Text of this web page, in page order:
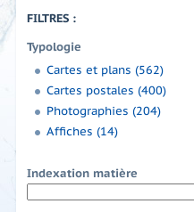
FILTRES :
Typologie
Cartes et plans (562)
Cartes postales (400)
Photographies (204)
Affiches (14)
Indexation matière